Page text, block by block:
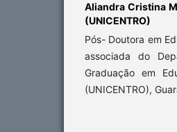
Aliandra Cristina
(UNICENTRO)
Pós- Doutora em
associada do
Graduação em
(UNICENTRO),